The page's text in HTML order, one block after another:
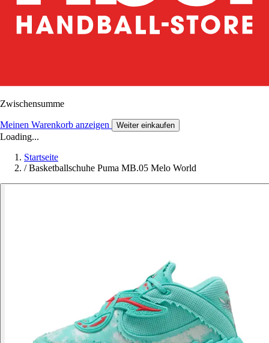
Zwischensumme
Meinen Warenkorb anzeigen Weiter einkaufen
Loading...
Startseite
/ Basketballschuhe Puma MB.05 Melo World